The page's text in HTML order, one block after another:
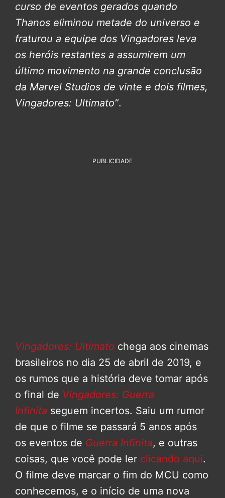
curso de eventos gerados quando
Thanos eliminou metade do universo e
fraturou a equipe dos Vingadores leva
os heróis restantes a assumirem um
último movimento na grande conclusão
da Marvel Studios de vinte e dois filmes,
Vingadores: Ultimato”.
PUBLICIDADE
Vingadores: Ultimato chega aos cinemas
brasileiros no dia 25 de abril de 2019, e
os rumos que a história deve tomar após
o final de Vingadores: Guerra
Infinita seguem incertos. Saiu um rumor
de que o filme se passará 5 anos após
os eventos de Guerra Infinita, e outras
coisas, que você pode ler clicando aqui.
O filme deve marcar o fim do MCU como
conhecemos, e o início de uma nova